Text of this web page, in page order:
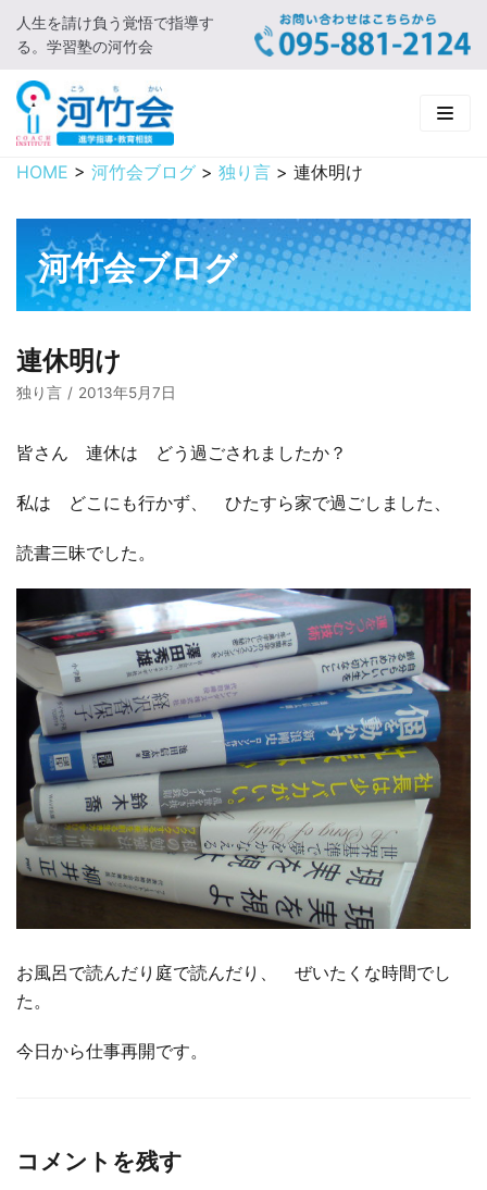
コ
ン
テ
ン
ツ
に
キ
プ
人生を請け負う覚悟で指導す
る。学習塾の河竹会
HOME
新着情報
□ お知らせ
河竹会について
□ 河竹会について
□ 小学部
実 績
HOME > 河竹会ブログ > 独り言 > 連休明け
河竹会ブログ
連休明け
独り言 2013年5月7日
皆さん 連休は どう過ごされましたか？
私は どこにも行かず、 ひたすら家で過ごしました、
読書三昧でした。
お風呂で読んだり庭で読んだり、 ぜいたくな時間でし
た。
今日から仕事再開です。
コメントを残す